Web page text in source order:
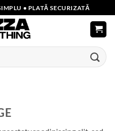
• PLATĂ SECURIZATĂ